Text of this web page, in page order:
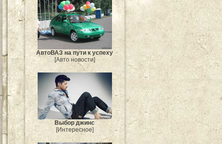
АвтоВАЗ на пути к успеху
[Авто новости]
Выбор джинс
[Интересное]